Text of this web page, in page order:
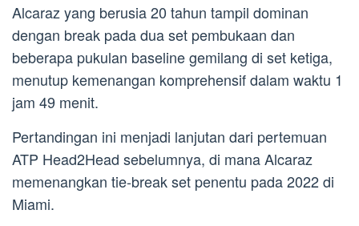
Alcaraz yang berusia 20 tahun tampil dominan
dengan break pada dua set pembukaan dan
beberapa pukulan baseline gemilang di set ketiga,
menutup kemenangan komprehensif dalam waktu 1
jam 49 menit.
Pertandingan ini menjadi lanjutan dari pertemuan
ATP Head2Head sebelumnya, di mana Alcaraz
memenangkan tie-break set penentu pada 2022 di
Miami.